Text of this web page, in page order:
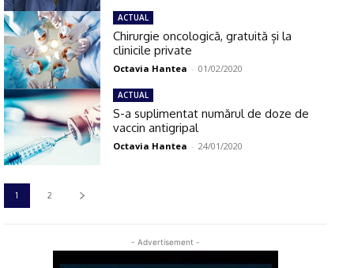
- Advertisement -
ACTUAL
Chirurgie oncologică, gratuită și la
clinicile private
Octavia Hantea - 01/02/2020
ACTUAL
S-a suplimentat numărul de doze de
vaccin antigripal
Octavia Hantea - 24/01/2020
1 2